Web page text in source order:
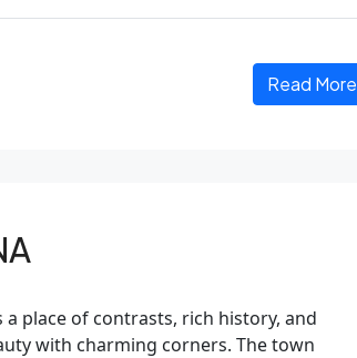
Read More
place of contrasts, rich history, and
with charming corners. The town